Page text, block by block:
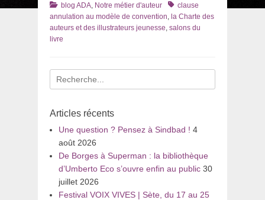
Catégories
blog ADA, Notre métier d'auteur Tagsclause
annulation au modèle de convention, la Charte des
auteurs et des illustrateurs jeunesse, salons du
livre
Recherche
pour
Articles récents
Une question ? Pensez à Sindbad ! 4
août 2026
De Borges à Superman : la bibliothèque
d’Umberto Eco s’ouvre enfin au public 30
juillet 2026
Festival VOIX VIVES | Sète, du 17 au 25